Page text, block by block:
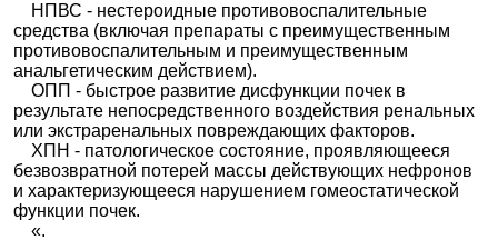
НПВС - нестероидные противовоспалительные
средства (включая препараты с преимущественным
противовоспалительным и преимущественным
анальгетическим действием).
ОПП - быстрое развитие дисфункции почек в
результате непосредственного воздействия ренальных
или экстраренальных повреждающих факторов.
ХПН - патологическое состояние, проявляющееся
безвозвратной потерей массы действующих нефронов
и характеризующееся нарушением гомеостатической
функции почек.
«.